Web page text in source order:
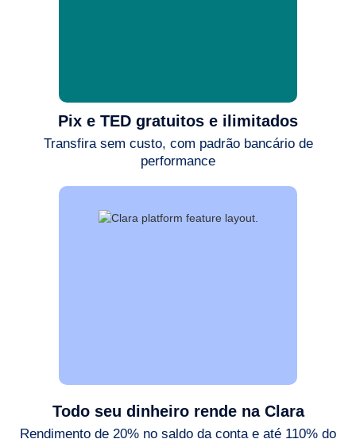
Pix e TED gratuitos e ilimitados
Transfira sem custo, com padrão bancário de
performance
Todo seu dinheiro rende na Clara
Rendimento de 20% no saldo da conta e até 110% do